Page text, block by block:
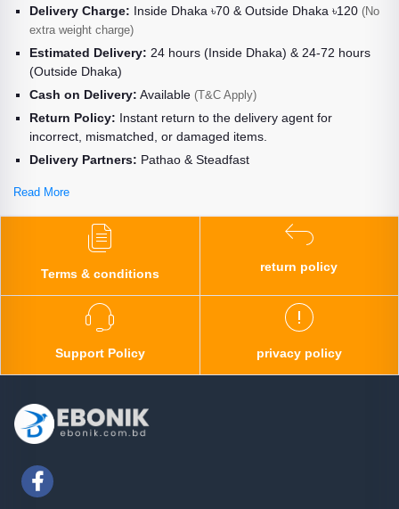
Delivery Charge: Inside Dhaka ৳70 & Outside Dhaka ৳120 (No
extra weight charge)
Estimated Delivery: 24 hours (Inside Dhaka) & 24-72 hours
(Outside Dhaka)
Cash on Delivery: Available (T&C Apply)
Return Policy: Instant return to the delivery agent for
incorrect, mismatched, or damaged items.
Delivery Partners: Pathao & Steadfast
Read More
Terms & conditions
return policy
Support Policy privacy policy